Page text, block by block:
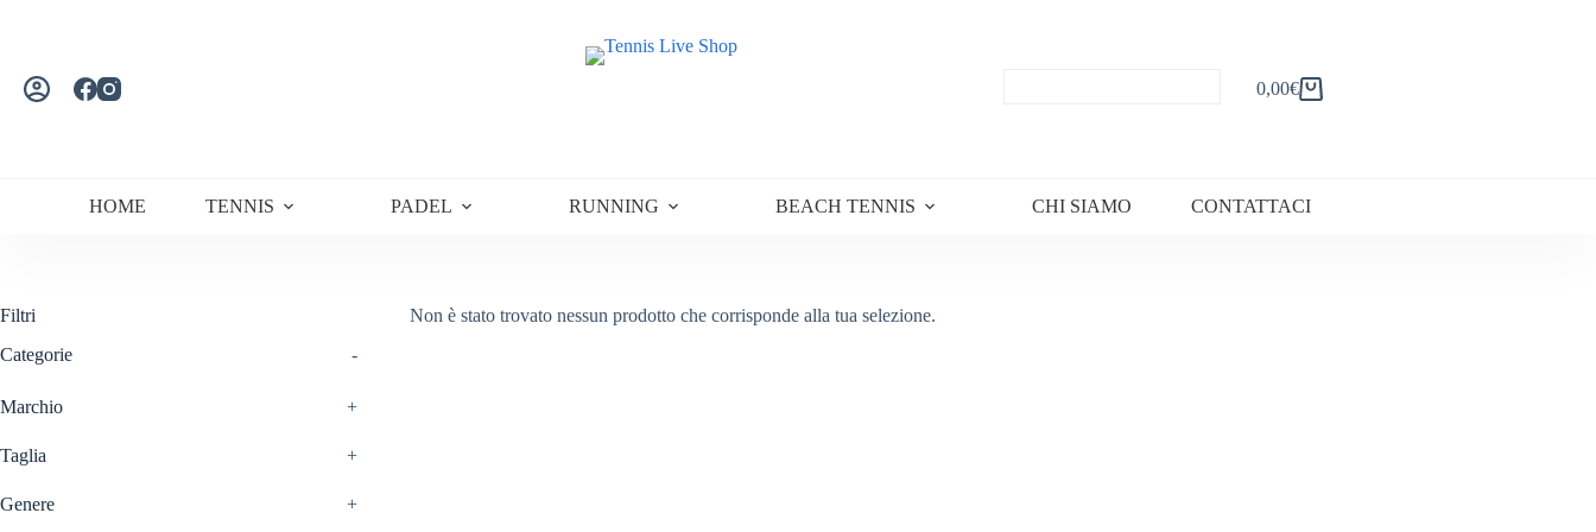
Carrello
0,00€
HOME TENNIS PADEL RUNNING BEACH TENNIS CHI SIAMO CONTATTACI
Non è stato trovato nessun prodotto che corrisponde alla tua selezione.
Filtri
Categorie
-
Marchio +
Taglia +
Genere +